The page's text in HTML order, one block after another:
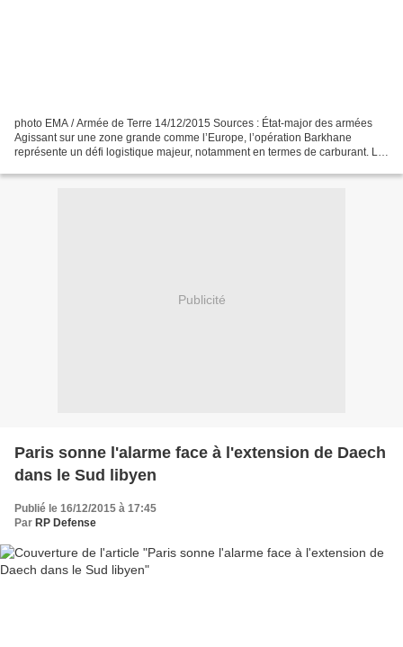
photo EMA / Armée de Terre 14/12/2015 Sources : État-major des armées
Agissant sur une zone grande comme l’Europe, l’opération Barkhane
représente un défi logistique majeur, notamment en termes de carburant. Le
Publicité
Paris sonne l'alarme face à l'extension de Daech
dans le Sud libyen
Publié le 16/12/2015 à 17:45
Par RP Defense